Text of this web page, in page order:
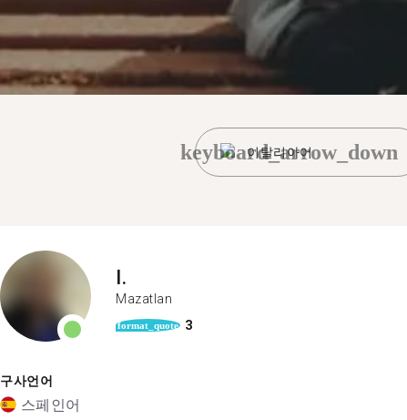
이탈리아어
keyboard_arrow_down
I.
Mazatlan
format_quote 3
구사언어
스페인어